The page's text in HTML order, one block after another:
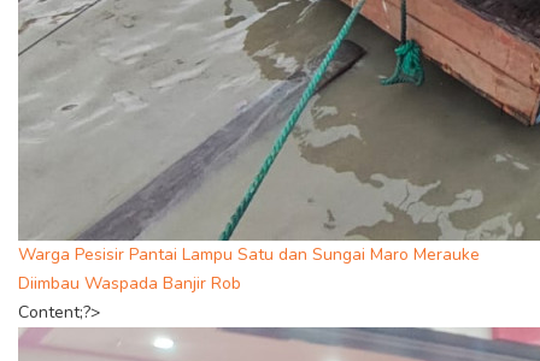
Warga Pesisir Pantai Lampu Satu dan Sungai Maro Merauke
Diimbau Waspada Banjir Rob
Content;?>